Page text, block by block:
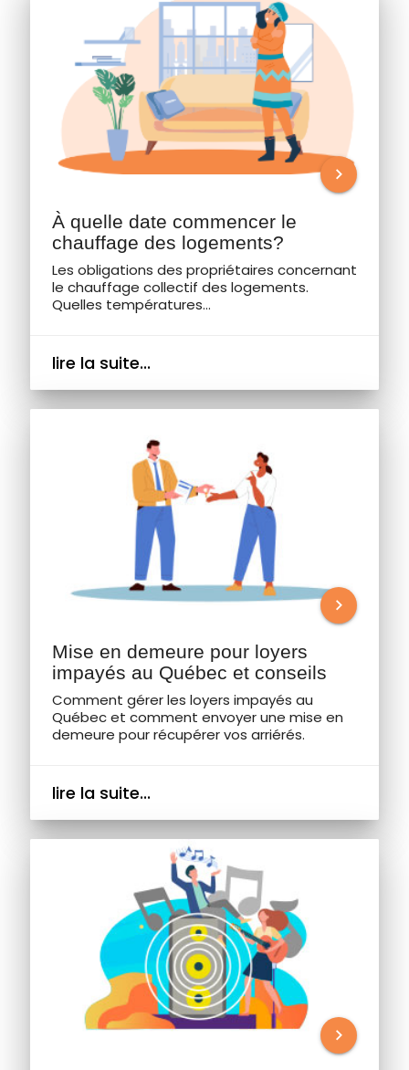
chevron_right
À quelle date commencer le
chauffage des logements?
Les obligations des propriétaires concernant
le chauffage collectif des logements.
Quelles températures...
lire la suite...
chevron_right
Mise en demeure pour loyers
impayés au Québec et conseils
Comment gérer les loyers impayés au
Québec et comment envoyer une mise en
demeure pour récupérer vos arriérés.
lire la suite...
chevron_right